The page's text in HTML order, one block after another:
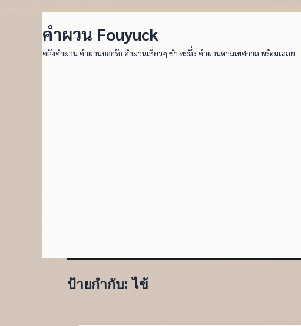
คำผวน Fouyuck
คลังคำผวน คำผวนบอกรัก คำผวนเสี่ยวๆ ขำ ทะลึ่ง คำผวนตามเทศกาล พร้อมเฉลย
ป้ายกำกับ:ไข้